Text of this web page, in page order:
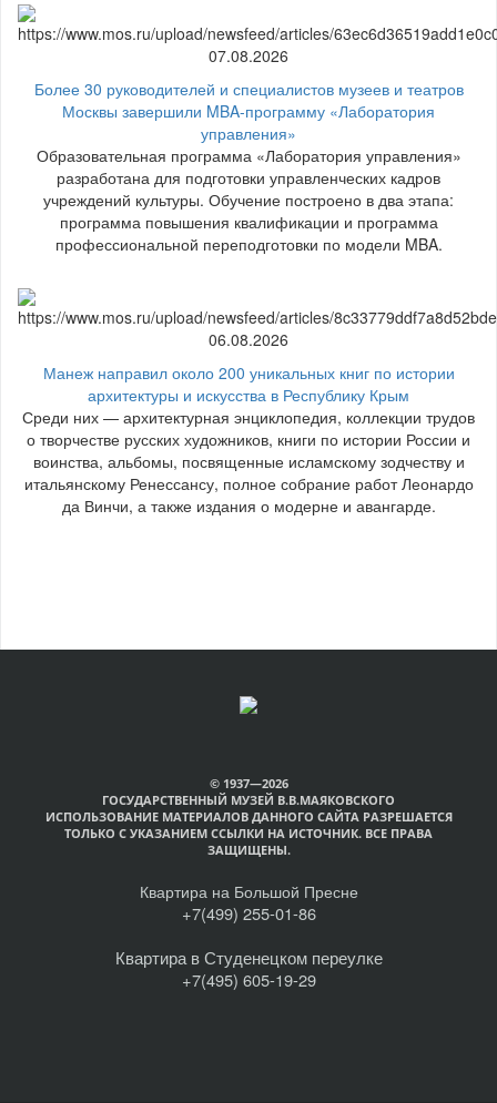
07.08.2026
Более 30 руководителей и специалистов музеев и театров
Москвы завершили MBA-программу «Лаборатория
управления»
Образовательная программа «Лаборатория управления»
разработана для подготовки управленческих кадров
учреждений культуры. Обучение построено в два этапа:
программа повышения квалификации и программа
профессиональной переподготовки по модели MBA.
06.08.2026
Манеж направил около 200 уникальных книг по истории
архитектуры и искусства в Республику Крым
Среди них — архитектурная энциклопедия, коллекции трудов
о творчестве русских художников, книги по истории России и
воинства, альбомы, посвященные исламскому зодчеству и
итальянскому Ренессансу, полное собрание работ Леонардо
да Винчи, а также издания о модерне и авангарде.
© 1937—2026
ГОСУДАРСТВЕННЫЙ МУЗЕЙ В.В.МАЯКОВСКОГО
ИСПОЛЬЗОВАНИЕ МАТЕРИАЛОВ ДАННОГО САЙТА РАЗРЕШАЕТСЯ
ТОЛЬКО С УКАЗАНИЕМ ССЫЛКИ НА ИСТОЧНИК. ВСЕ ПРАВА
ЗАЩИЩЕНЫ.
Квартира на Большой Пресне
+7(499) 255-01-86
Квартира в Студенецком переулке
+7(495) 605-19-29